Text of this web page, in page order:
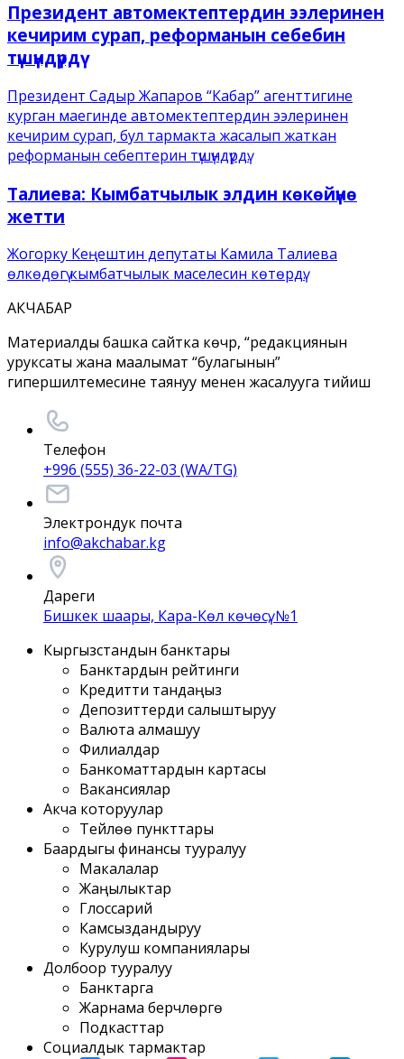
Президент автомектептердин ээлеринен
кечирим сурап, реформанын себебин
түшүндүрдү
Президент Садыр Жапаров “Кабар” агенттигине
курган маегинде автомектептердин ээлеринен
кечирим сурап, бул тармакта жасалып жаткан
реформанын себептерин түшүндүрдү.
Талиева: Кымбатчылык элдин көкөйүнө
жетти
Жогорку Кеңештин депутаты Камила Талиева
өлкөдөгү кымбатчылык маселесин көтөрдү.
АКЧАБАР
Материалды башка сайтка көчүрүү, “редакциянын
уруксаты жана маалымат “булагынын”
гипершилтемесине таянуу менен жасалууга тийиш
Телефон
+996 (555) 36-22-03 (WA/TG)
Электрондук почта
info@akchabar.kg
Дареги
Бишкек шаары, Кара-Көл көчөсү, №1
Кыргызстандын банктары
Банктардын рейтинги
Кредитти тандаңыз
Депозиттерди салыштыруу
Валюта алмашуу
Филиалдар
Банкоматтардын картасы
Вакансиялар
Акча которуулар
Тейлөө пункттары
Баардыгы финансы тууралуу
Макалалар
Жаңылыктар
Глоссарий
Камсыздандыруу
Курулуш компаниялары
Долбоор тууралуу
Банктарга
Жарнама берүүчүлөргө
Подкасттар
Социалдык тармактар